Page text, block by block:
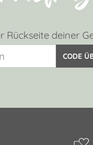
Rückseite deiner
CODE